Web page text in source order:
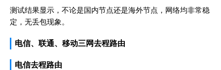
测试结果显示，不论是国内节点还是海外节点，网络均非常稳
定，无丢包现象。
电信、联通、移动三网去程路由
电信去程路由